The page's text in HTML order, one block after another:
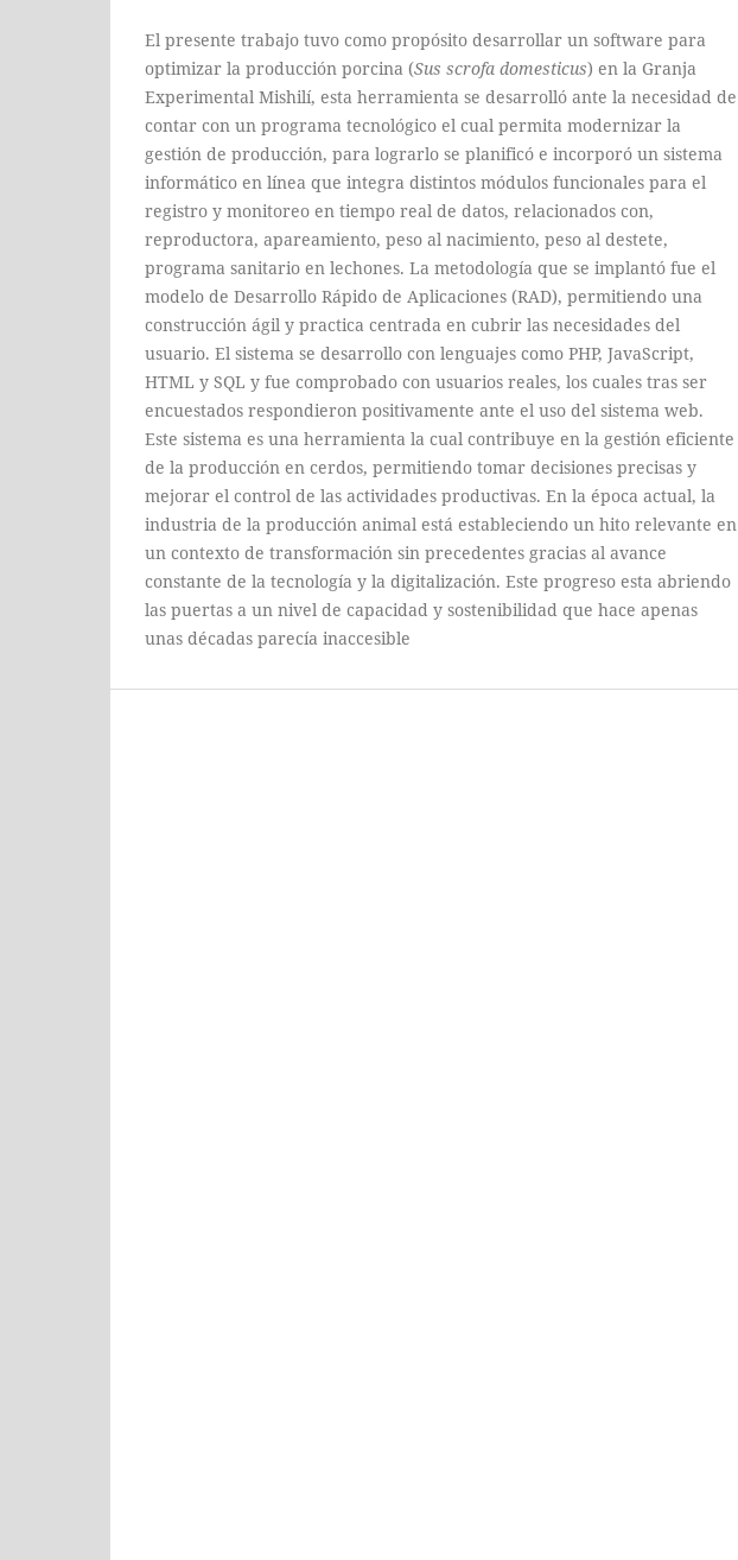
El presente trabajo tuvo como propósito desarrollar un software para
optimizar la producción porcina (Sus scrofa domesticus) en la Granja
Experimental Mishilí, esta herramienta se desarrolló ante la necesidad de
contar con un programa tecnológico el cual permita modernizar la
gestión de producción, para lograrlo se planificó e incorporó un sistema
informático en línea que integra distintos módulos funcionales para el
registro y monitoreo en tiempo real de datos, relacionados con,
reproductora, apareamiento, peso al nacimiento, peso al destete,
programa sanitario en lechones. La metodología que se implantó fue el
modelo de Desarrollo Rápido de Aplicaciones (RAD), permitiendo una
construcción ágil y practica centrada en cubrir las necesidades del
usuario. El sistema se desarrollo con lenguajes como PHP, JavaScript,
HTML y SQL y fue comprobado con usuarios reales, los cuales tras ser
encuestados respondieron positivamente ante el uso del sistema web.
Este sistema es una herramienta la cual contribuye en la gestión eficiente
de la producción en cerdos, permitiendo tomar decisiones precisas y
mejorar el control de las actividades productivas. En la época actual, la
industria de la producción animal está estableciendo un hito relevante en
un contexto de transformación sin precedentes gracias al avance
constante de la tecnología y la digitalización. Este progreso esta abriendo
las puertas a un nivel de capacidad y sostenibilidad que hace apenas
unas décadas parecía inaccesible